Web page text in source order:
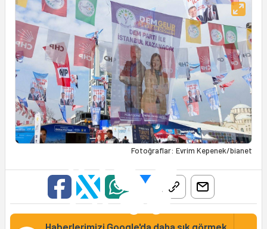
Fotoğraflar: Evrim Kepenek/bianet
Haberlerimizi Google'da daha sık görmek